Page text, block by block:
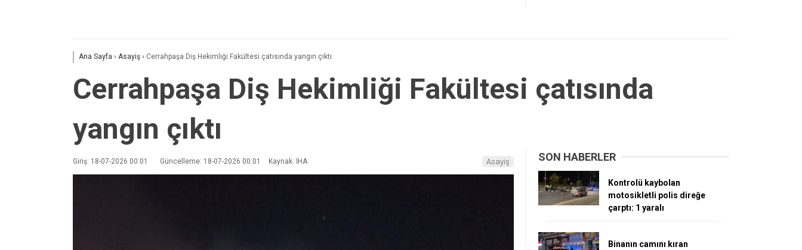
Ana Sayfa › Asayiş › Cerrahpaşa Diş Hekimliği Fakültesi çatısında yangın çıktı
Cerrahpaşa Diş Hekimliği Fakültesi çatısında
yangın çıktı
Giriş: 18-07-2026 00:01 Güncelleme: 18-07-2026 00:01 Kaynak: İHA Asayiş SON HABERLER
Kontrolü kaybolan
motosikletli polis direğe
çarptı: 1 yaralı
Binanın camını kıran